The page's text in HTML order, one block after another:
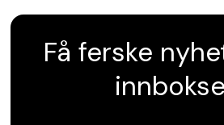
Få ferske